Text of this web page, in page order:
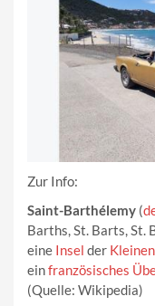
Zur Info:
Saint-Barthélemy (
Barths, St. Barts, St.
eine Insel der
einfranzösisches
(Quelle: Wikipedia)